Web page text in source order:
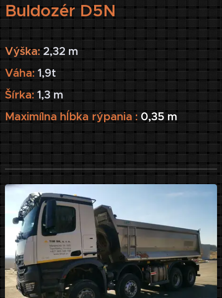
Buldozér D5N
Výška:2,32 m
Váha:1,9t
Šírka:1,3 m
Maximílna hĺbka rýpania :0,35 m